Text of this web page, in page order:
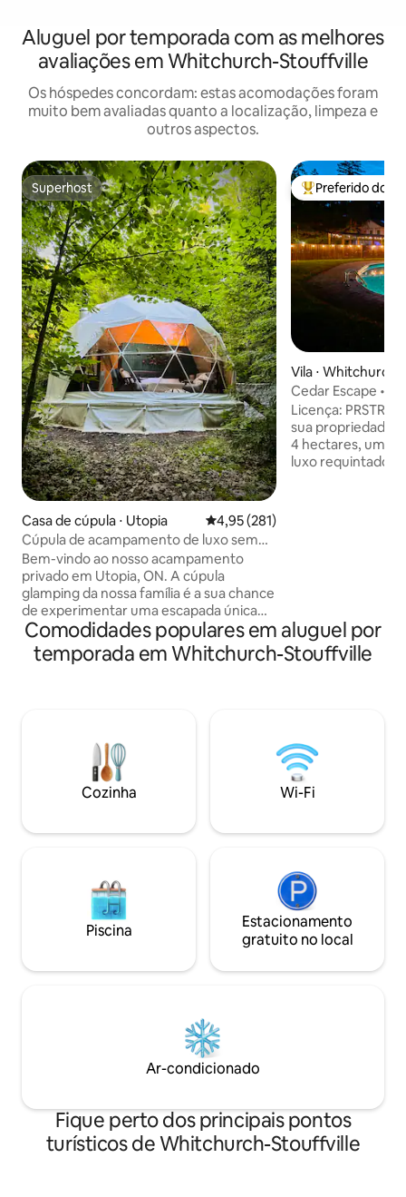
Aluguel por temporada com as melhores
avaliações em Whitchurch-Stouffville
Os hóspedes concordam: estas acomodações foram
muito bem avaliadas quanto a localização, limpeza e
outros aspectos.
Superhost
Superhost
Casa de cúpula ⋅ Utopia 4,95 de uma avaliação média de
4,95 (281)
Cúpula de acampamento de luxo sem
energia pública na floresta
Bem-vindo ao nosso acampamento
privado em Utopia, ON. A cúpula
glamping da nossa família é a sua chance
de experimentar uma escapada única
cercada pelas vistas e sons da natureza.
As comodidades incluem itens
essenciais para acampamento e
verão), chaleira, utensílios de cozinha.
Nas proximidades estão Purple Hill
Lavender Farms, Drysdale 's Tree Farm,
Tiffin Conservation Area, Nottawasaga e
minutos de distância.
Entre os
Preferido dos
Vila ⋅
Cedar Escape •
de 10 acres
Licença:
sua propriedade
4 hectares, um
luxo requintado
conforto de alto
conexão de alta
Comodidades populares em aluguel por
temporada em Whitchurch-Stouffville
Cozinha Wi-Fi
Piscina
Estacionamento
gratuito no local
Ar-condicionado
Fique perto dos principais pontos
turísticos de Whitchurch-Stouffville